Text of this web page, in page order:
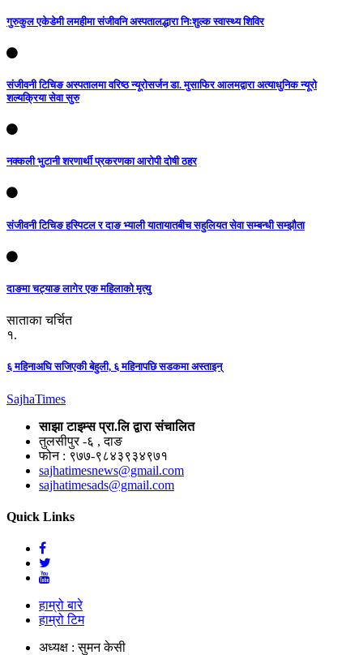
गुरुकुल एकेडेमी लमहीमा संजीवनि अस्पतालद्धारा निःशुल्क स्वास्थ्य शिविर
संजीवनी टिचिङ अस्पतालमा वरिष्ठ न्यूरोसर्जन डा. मुसाफिर आलमद्वारा अत्याधुनिक न्यूरो
शल्यक्रिया सेवा सुरु
नक्कली भुटानी शरणार्थी प्रकरणका आरोपी दोषी ठहर
संजीवनी टिचिङ हस्पिटल र दाङ भ्याली यातायातबीच सहुलियत सेवा सम्बन्धी सम्झौता
दाङमा चट्याङ लागेर एक महिलाको मृत्यु
साताका चर्चित
१.
६ महिनाअघि सजिएकी बेहुली, ६ महिनापछि सडकमा अस्ताइन्
SajhaTimes
साझा टाइम्स प्रा.लि द्वारा संचालित
तुलसीपुर -६ , दाङ
फोन : ९७७-९८४३९३४९७१
sajhatimesnews@gmail.com
sajhatimesads@gmail.com
Quick Links
हाम्रो बारे
हाम्रो टिम
अध्यक्ष : सुमन केसी